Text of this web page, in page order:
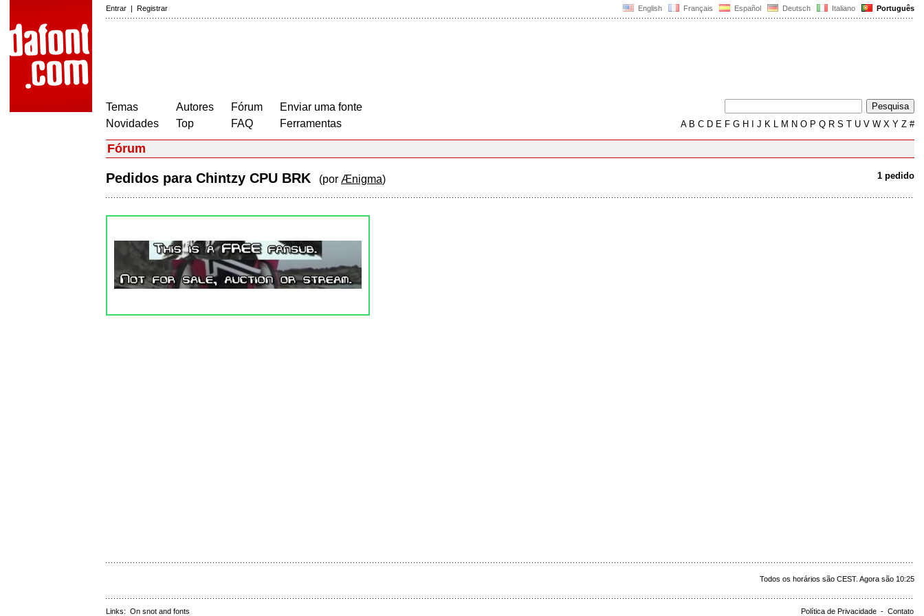
English Français Español Deutsch Italiano Português
Entrar | Registrar
Temas
Novidades
Autores
Top
Fórum
FAQ
Enviar uma fonte
Ferramentas
AB C D E F G H J K L M N O P Q R S T U V W X Y Z #
Fórum
1 pedido
Pedidos para Chintzy CPU BRK (por Ænigma)
Todos os horários são CEST. Agora são 10:25
Política de Privacidade - Contato
Links: On snot and fonts